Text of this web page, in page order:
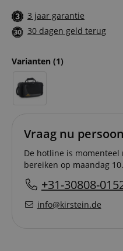
3 jaar garantie
30 dagen geld terug
Varianten (1)
Vraag nu
De hotline is
bereiken op maandag
+31-30808-
info@kirstein.de